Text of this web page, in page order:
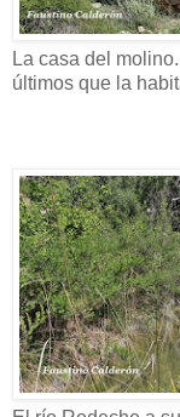
La casa del
últimos que la